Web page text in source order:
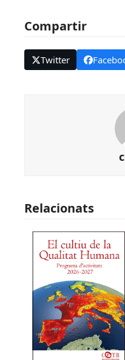
Compartir
Twitter
Relacionats